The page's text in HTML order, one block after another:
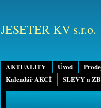
AKTUALITY Úvod
Kalendář AKCÍ
SLEVY a
JESETER KV s.r.o.